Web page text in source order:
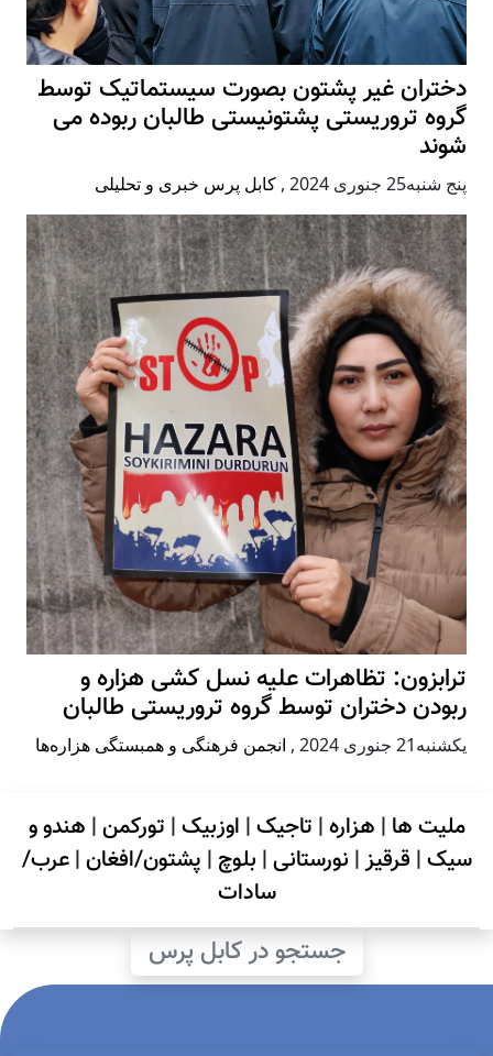
دختران غیر پشتون بصورت سیستماتیک توسط
گروه تروریستی پشتونیستی طالبان ربوده می
شوند
پنج شنبه25 جنوری 2024 , کابل پرس خبری و تحلیلی
ترابزون: تظاهرات علیه نسل کشی هزاره و
ربودن دختران توسط گروه تروریستی طالبان
يكشنبه21 جنوری 2024 , انجمن فرهنگی و همبستگی هزاره‌ها
ملیت ها | هزاره| تاجیک| اوزبیک| تورکمن| هندو و
سیک| قرقیز| نورستانی| بلوچ | پشتون/افغان|عرب/
سادات
جستجو در کابل پرس